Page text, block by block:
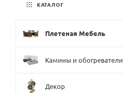
КАТАЛОГ
Плетеная Мебель
Камины и обогреватели
Декор